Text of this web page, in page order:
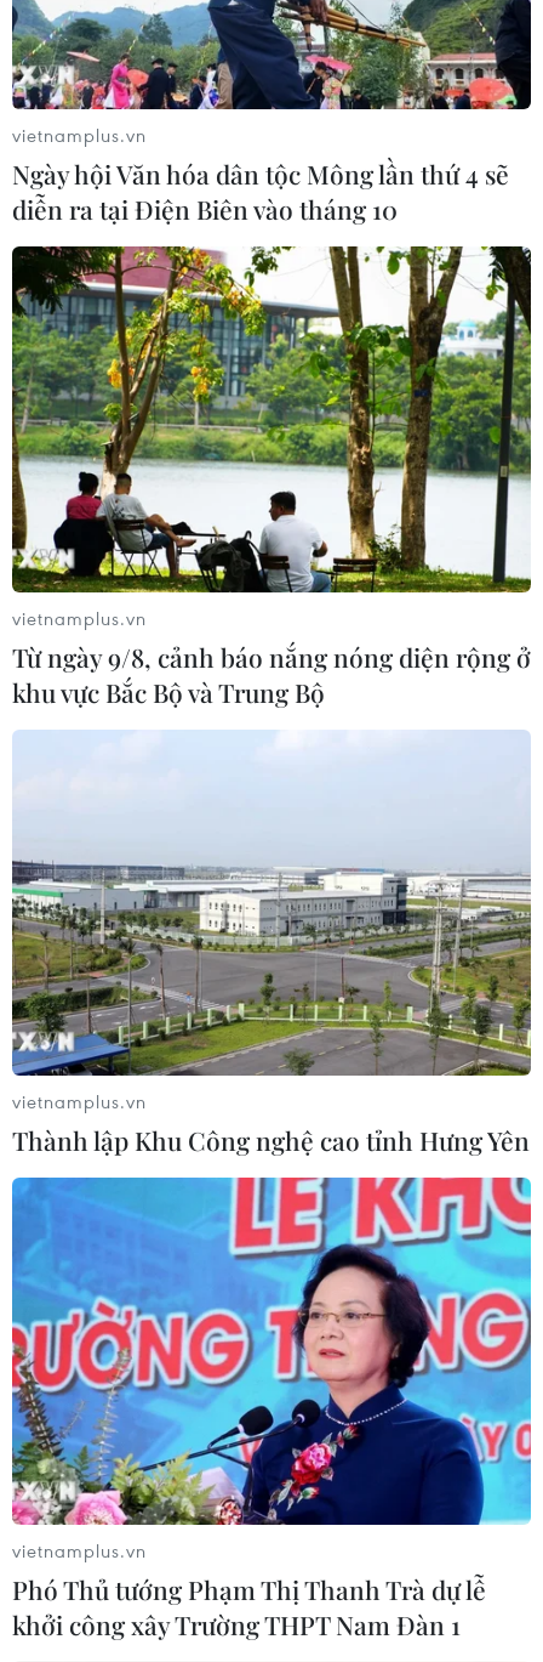
TIN CÙNG CHUYÊN MỤC
Gỡ khó khăn triển khai dự án trọng
điểm quốc gia hồ Ka Pét
07/08/2026 11:24
vietnamplus.vn
Ngày hội Văn hóa dân tộc Mông lần thứ 4 sẽ
diễn ra tại Điện Biên vào tháng 10
vietnamplus.vn
Từ ngày 9/8, cảnh báo nắng nóng diện rộng ở
khu vực Bắc Bộ và Trung Bộ
vietnamplus.vn
Thành lập Khu Công nghệ cao tỉnh Hưng Yên
vietnamplus.vn
Phó Thủ tướng Phạm Thị Thanh Trà dự lễ
khởi công xây Trường THPT Nam Đàn 1